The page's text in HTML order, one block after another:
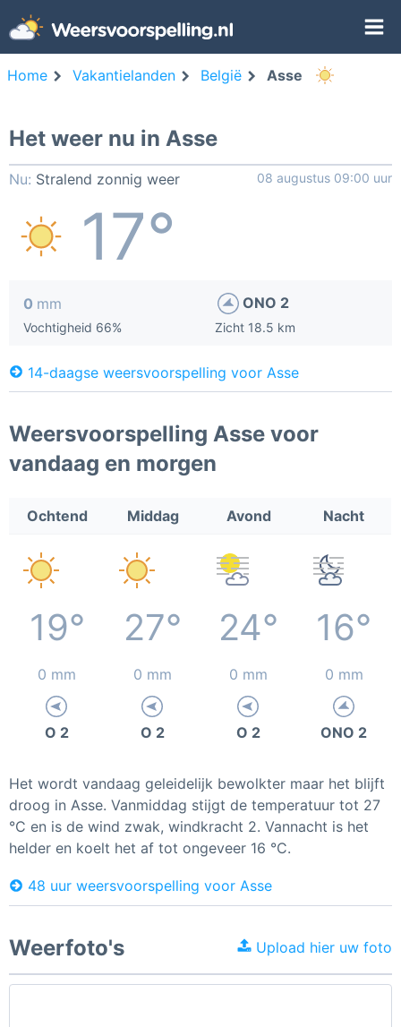
Home Vakantielanden België Asse
Het weer nu in Asse
Nu: Stralend zonnig weer 08 augustus 09:00 uur
17°
0 mm
Vochtigheid 66%
ONO 2
Zicht 18.5 km
14-daagse weersvoorspelling voor Asse
Weersvoorspelling Asse voor
vandaag en morgen
Ochtend Middag Avond Nacht
19° 27° 24° 16°
0 mm 0 mm 0 mm 0 mm
O 2 O 2 O 2 ONO 2
Het wordt vandaag geleidelijk bewolkter maar het blijft
droog in Asse. Vanmiddag stijgt de temperatuur tot 27
°C en is de wind zwak, windkracht 2. Vannacht is het
helder en koelt het af tot ongeveer 16 °C.
48 uur weersvoorspelling voor Asse
Weerfoto's Upload hier uw foto